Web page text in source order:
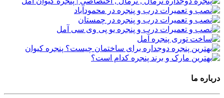
درباره ما